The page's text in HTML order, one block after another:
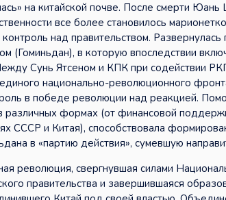
на китайской почве. После смерти
все более становилось
над правительством.
(Гоминьдан), в которую впоследствии
Сунь Ятсеном и КПК при содействии
национально-революционного
роль в победе революции над реакцией.
различных формах (от финансовой
СССР и Китая), способствовала
в «партию действия», сумевшую
революция, свергнувшая силами
правительства и завершившаяся